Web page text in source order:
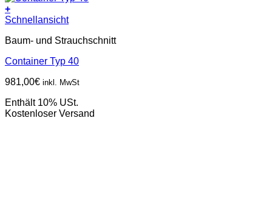
+
Schnellansicht
Baum- und Strauchschnitt
Container Typ 40
981,00€ inkl. MwSt
Enthält 10% USt.
Kostenloser Versand